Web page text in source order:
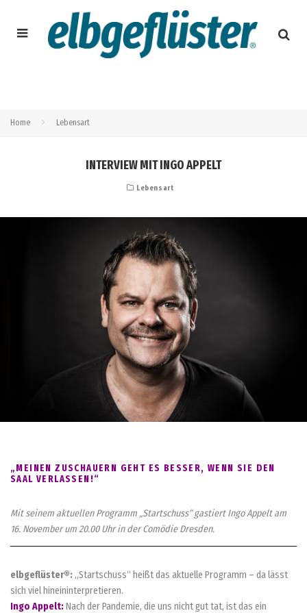
Home Lebensart
INTERVIEW MIT INGO APPELT
Lebensart
„MEINEN ZUSCHAUERN GEHT ES BESSER, WENN SIE DEN
SAAL VERLASSEN!“
Mit seinem aktuellen Programm „Startschuss“ gastiert Ingo Appelt am
16. November um 20.00 Uhr in der Comödie Dresden.
elbgeflüster®: „Startschuss“ heißt das aktuelle Programm – da lässt
sich viel hineininterpretieren.
Ingo Appelt:Nach der Pandemie, die uns nicht gut tat, ist das ein